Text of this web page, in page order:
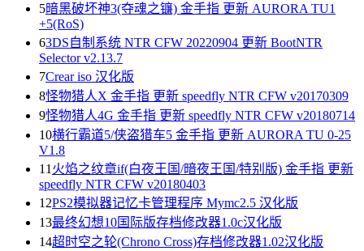
5暗黑破坏神3(夺魂之镰) 金手指 更新 AURORA TU1
+5(RoS)
63DS自制系统 NTR CFW 20220904 更新 BootNTR
Selector v2.13.7
7Crear iso 汉化版
8怪物猎人X 金手指 更新 speedfly NTR CFW v20170309
9怪物猎人4G 金手指 更新 speedfly NTR CFW v20180714
10横行霸道5/侠盗猎车5 金手指 更新 AURORA TU 0-25
V1.8
11 火焰之纹章if(白夜王国/暗夜王国/特别版) 金手指 更新
speedfly NTR CFW v20180403
12PS2模拟器记忆卡管理程序 Mymc2.5 汉化版
13最终幻想10国际版存档修改器1.0c汉化版
14超时空之轮(Chrono Cross)存档修改器1.02汉化版